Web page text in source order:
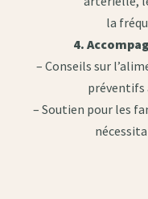
la
4.
– Conseils sur
préventifs
– Soutien pour les